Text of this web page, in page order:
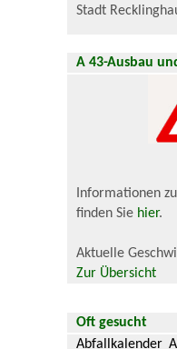
Stadt
A 43-Ausbau
Informationen
finden Sie hier.
Aktuelle
Zur Übersicht
Oft gesucht
Abfallkalender